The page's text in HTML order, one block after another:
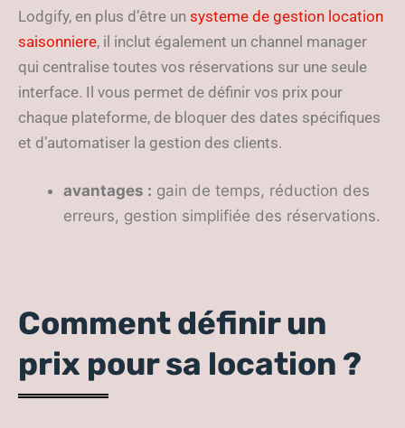
Lodgify, en plus d’être un systeme de gestion location
saisonniere, il inclut également un channel manager
qui centralise toutes vos réservations sur une seule
interface. Il vous permet de définir vos prix pour
chaque plateforme, de bloquer des dates spécifiques
et d’automatiser la gestion des clients.
avantages : gain de temps, réduction des
erreurs, gestion simplifiée des réservations.
Comment définir un
prix pour sa location ?